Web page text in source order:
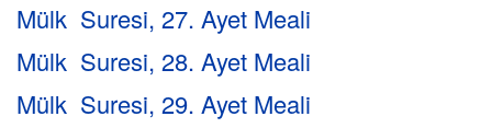
Mülk Suresi, 27. Ayet Meali
Mülk Suresi, 28. Ayet Meali
Mülk Suresi, 29. Ayet Meali